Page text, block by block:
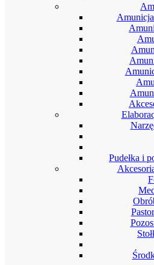
Pudełka i